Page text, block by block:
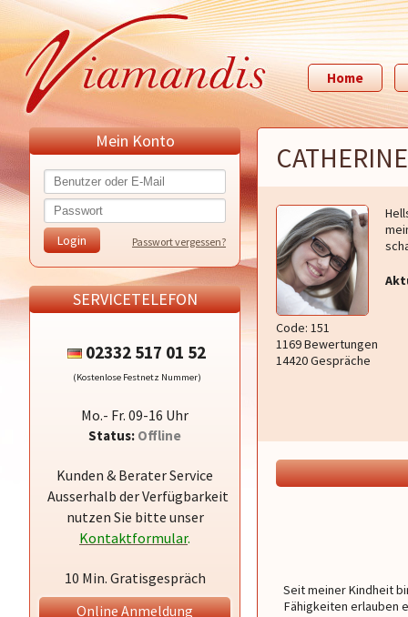
Home
Mein Konto
Passwort vergessen?
SERVICETELEFON
02332 517 01 52
(Kostenlose Festnetz Nummer)
Mo.- Fr. 09-16 Uhr
Status: Offline
Kunden & Berater Service
Ausserhalb der Verfügbarkeit
nutzen Sie bitte unser
Kontaktformular.
10 Min. Gratisgespräch
Online Anmeldung
CATHERINE
Code: 151
1169 Bewertungen
14420 Gespräche
Seit meiner Kindheit
Fähigkeiten erlauben